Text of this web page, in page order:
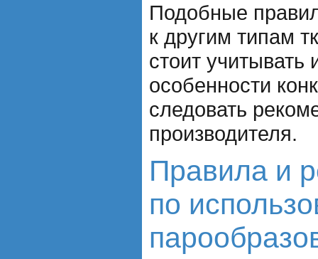
Подобные
к другим типам
стоит
особенности
следовать
производителя.
Правила и
по